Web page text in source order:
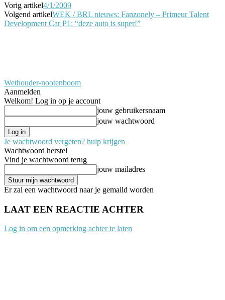
Vorig artikel4/1/2009
Volgend artikelWEK / BRL nieuws: Fanzonely – Primeur Talent
Development Car P1: “deze auto is super!”
Wethouder-nootenboom
Aanmelden
Welkom! Log in op je account
jouw gebruikersnaam
jouw wachtwoord
Je wachtwoord vergeten? hulp krijgen
Wachtwoord herstel
Vind je wachtwoord terug
jouw mailadres
Er zal een wachtwoord naar je gemaild worden
LAAT EEN REACTIE ACHTER
Log in om een opmerking achter te laten